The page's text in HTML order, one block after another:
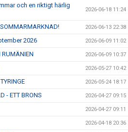
och en riktigt härlig
2026-06-18 11:24
2026-06-13 22:38
2026 2026-06-09 11:02
RUMÄNIEN 2026-06-09 10:37
2026-05-27 10:42
2026-05-24 18:17
- ETT BRONS 2026-04-27 09:15
2026-04-27 09:11
2026-04-18 20:36